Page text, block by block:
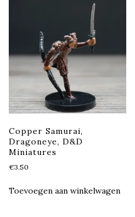
Copper Samurai,
Dragoneye, D&D
Miniatures
€3.50
Toevoegen aan winkelwagen